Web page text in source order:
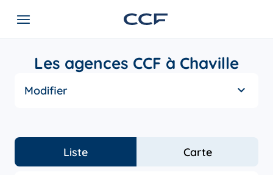
Les agences CCF à Chaville
Modifier
Liste Carte